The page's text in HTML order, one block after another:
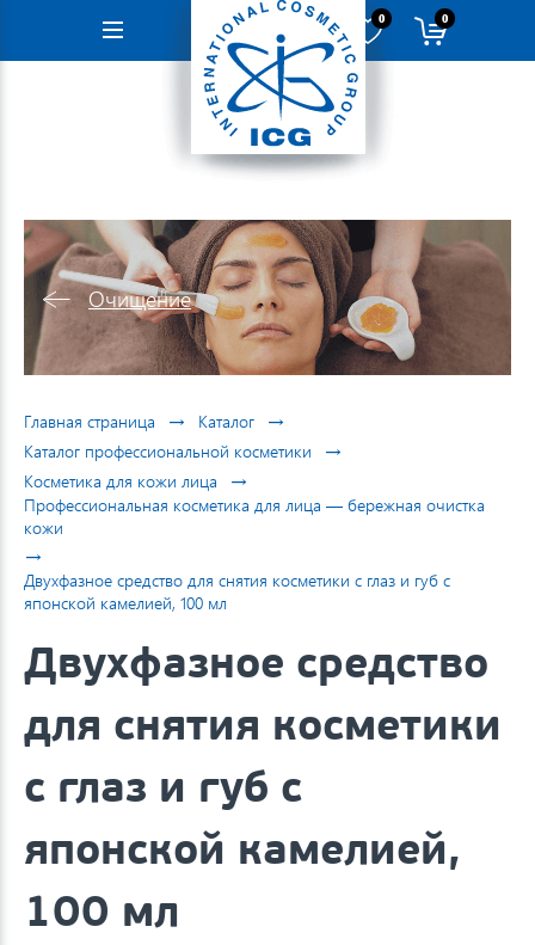
Навигация
0 0
Очищение
Главная страница → Каталог →
Каталог профессиональной косметики →
Косметика для кожи лица →
Профессиональная косметика для лица — бережная очистка
кожи
→
Двухфазное средство для снятия косметики с глаз и губ с
японской камелией, 100 мл
Двухфазное средство
для снятия косметики
с глаз и губ с
японской камелией,
100 мл